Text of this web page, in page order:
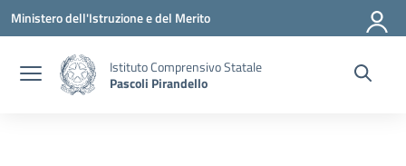
Vai ai contenuti
Vai al menu di navigazione
Vai al footer
Ministero dell'Istruzione e del Merito
Istituto Comprensivo Statale
Pascoli Pirandello